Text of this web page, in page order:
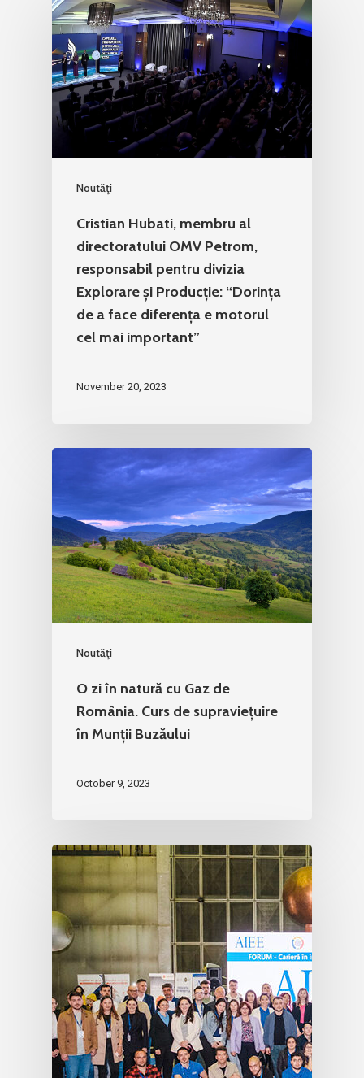
Noutăţi
Cristian Hubati, membru al
directoratului OMV Petrom,
responsabil pentru divizia
Explorare și Producție: “Dorința
de a face diferența e motorul
cel mai important”
November 20, 2023
Noutăţi
O zi în natură cu Gaz de
România. Curs de supraviețuire
în Munții Buzăului
October 9, 2023